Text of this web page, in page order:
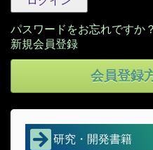
パスワードをお忘れですか？
会員登録
研究・開発書籍